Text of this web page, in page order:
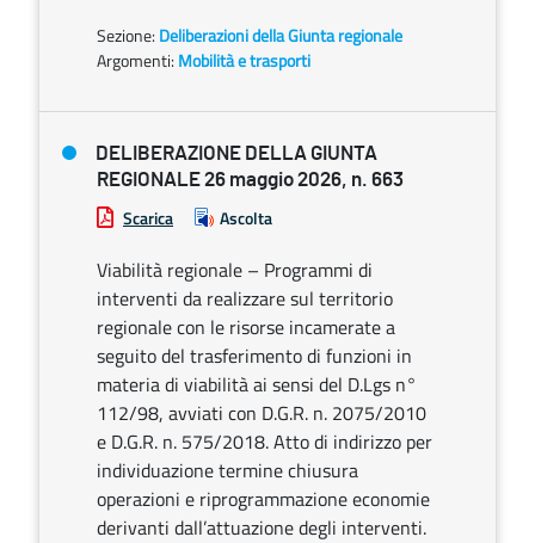
Sezione: Deliberazioni della Giunta regionale
Argomenti: Mobilità e trasporti
DELIBERAZIONE DELLA GIUNTA
REGIONALE 26 maggio 2026, n. 663
Scarica Ascolta
Viabilità regionale – Programmi di
interventi da realizzare sul territorio
regionale con le risorse incamerate a
seguito del trasferimento di funzioni in
materia di viabilità ai sensi del D.Lgs n°
112/98, avviati con D.G.R. n. 2075/2010
e D.G.R. n. 575/2018. Atto di indirizzo per
individuazione termine chiusura
operazioni e riprogrammazione economie
derivanti dall’attuazione degli interventi.